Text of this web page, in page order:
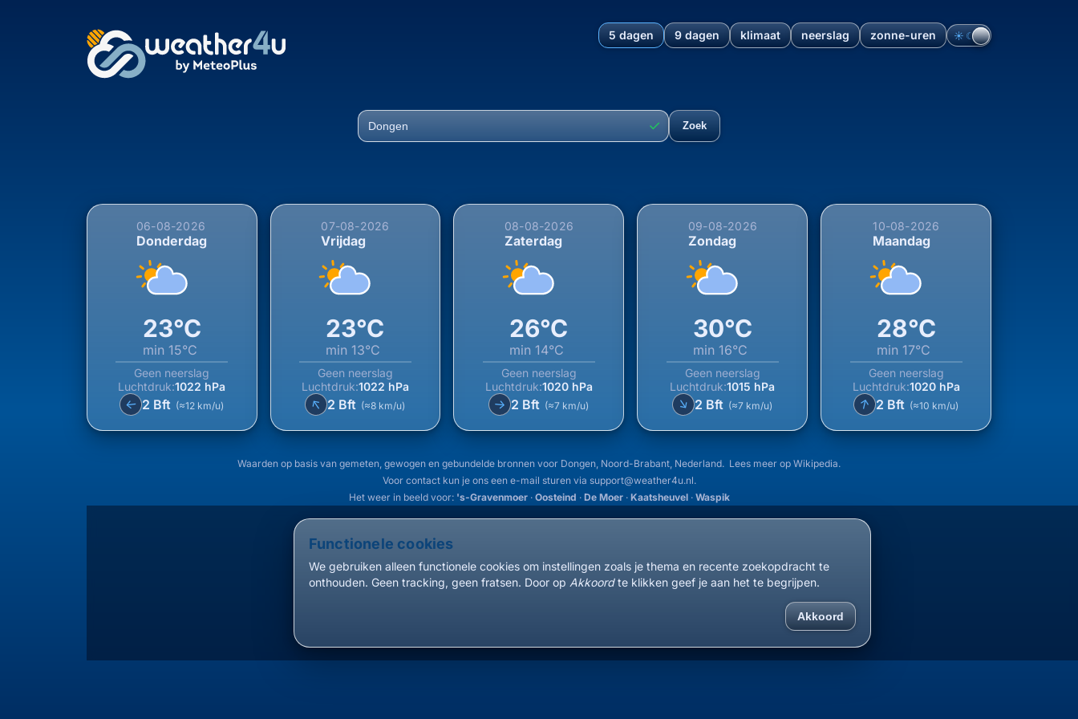
5 dagen 9 dagen klimaat neerslag zonne-uren ☀︎ ☾
5-daagse weersverwachting voor Dongen, Noord-Brabant, Nederland (06-08
✓ Zoek
06-08-2026
Donderdag
23°C
min 15°C
Geen neerslag
Luchtdruk:1022 hPa
↑ 2 Bft (≈12 km/u)
07-08-2026
Vrijdag
23°C
min13°C
Geen neerslag
Luchtdruk:1022 hPa
↑2 Bft (≈8 km/u)
08-08-2026
Zaterdag
26°C
min14°C
Geen neerslag
Luchtdruk:1020 hPa
↑ 2 Bft (≈7 km/u)
09-08-2026
Zondag
30°C
min 16°C
Geen neerslag
Luchtdruk:1015 hPa
↑2 Bft (≈7 km/u)
10-08-2026
Maandag
28°C
min 17°C
Geen neerslag
Luchtdruk:1020 hPa
↑ 2 Bft (≈10 km/u)
Waarden op basis van gemeten, gewogen en gebundelde bronnen voor Dongen, Noord-Brabant, Nederland. Lees meer op Wikipedia.
Voor contact kun je ons een e-mail sturen via support@weather4u.nl.
Het weer in beeld voor: 's-Gravenmoer· Oosteind · De Moer· Kaatsheuvel· Waspik
Functionele cookies
We gebruiken alleen functionele cookies om instellingen zoals je thema en recente zoekopdracht te
onthouden. Geen tracking, geen fratsen. Door op Akkoordte klikken geef je aan het te begrijpen.
Akkoord